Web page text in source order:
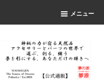
メニュー